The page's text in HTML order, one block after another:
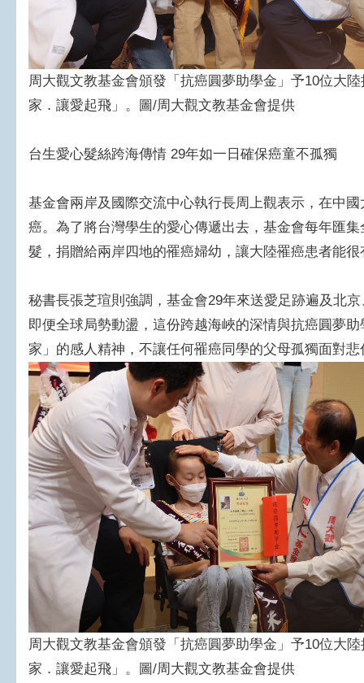
周大觀文教基金會頒發「抗癌圓夢助學金」予10位大
家．讓愛起飛」。圖/周大觀文教基金會提供
台生愛心髮絲跨海傳情 29年如一日確保癌童不孤獨
基金會兩岸及國際交流中心執行長周上觀表示，在中
癌。為了將台灣學生的愛心傳遞出去，基金會每年匯
髮，捐贈給兩岸四地的罹癌婦幼，讓大陸罹癌患者能
秘書長張芝瑄則強調，基金會29年來送愛足跡遍及北
即便全球局勢動盪，這份跨越海峽的深情與抗癌圓夢
家」的感人精神，不讓任何罹癌同學的父母孤獨面對悲
周大觀文教基金會頒發「抗癌圓夢助學金」予10位大
家．讓愛起飛」。圖/周大觀文教基金會提供